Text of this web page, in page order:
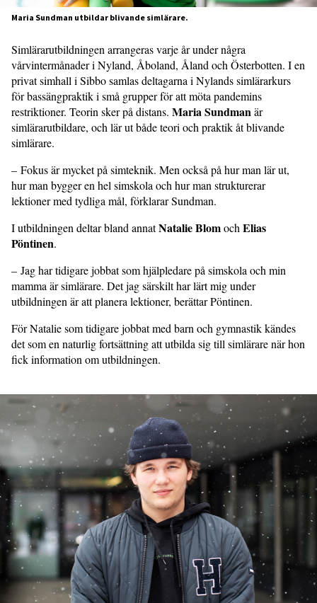
Maria Sundman utbildar blivande simlärare.
Simlärarutbildningen arrangeras varje år under några
vårvintermånader i Nyland, Åboland, Åland och Österbotten. I en
privat simhall i Sibbo samlas deltagarna i Nylands simlärarkurs
för bassängpraktik i små grupper för att möta pandemins
restriktioner. Teorin sker på distans. Maria Sundmanär
simlärarutbildare, och lär ut både teori och praktik åt blivande
simlärare.
– Fokus är mycket på simteknik. Men också på hur man lär ut,
hur man bygger en hel simskola och hur man strukturerar
lektioner med tydliga mål, förklarar Sundman.
I utbildningen deltar bland annatNatalie BlomochElias
Pöntinen.
– Jag har tidigare jobbat som hjälpledare på simskola och min
mamma är simlärare. Det jag särskilt har lärt mig under
utbildningen är att planera lektioner, berättar Pöntinen.
För Natalie som tidigare jobbat med barn och gymnastik kändes
det som en naturlig fortsättning att utbilda sig till simlärare när hon
fick information om utbildningen.